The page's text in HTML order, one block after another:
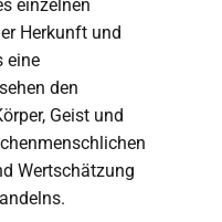
einzelnen
Herkunft und
eine
den
Geist und
Wertschätzung